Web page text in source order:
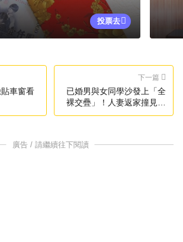
投票去
車窗看
下一篇
已婚男與女同學沙發上「全
裸交疊」！人妻返家撞見崩
潰了
廣告 / 請繼續往下閱讀